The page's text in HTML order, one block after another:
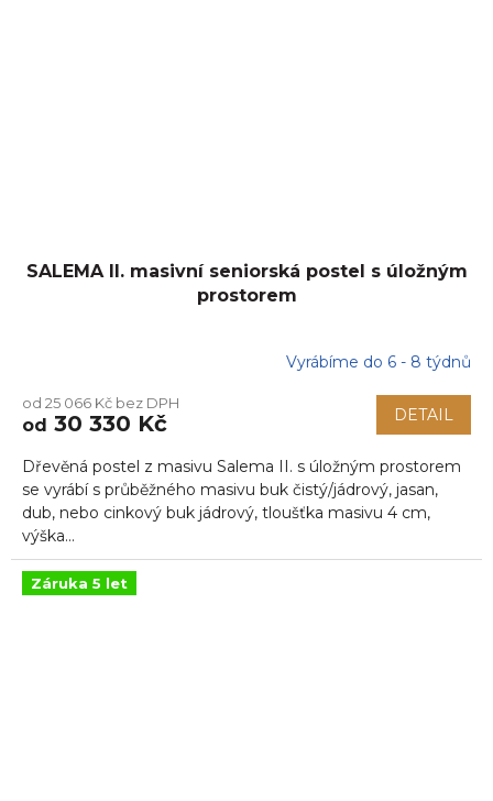
SALEMA II. masivní seniorská postel s úložným
prostorem
Vyrábíme do 6 - 8 týdnů
od 25 066 Kč bez DPH
od 30 330 Kč DETAIL
Dřevěná postel z masivu Salema II. s úložným prostorem
se vyrábí s průběžného masivu buk čistý/jádrový, jasan,
dub, nebo cinkový buk jádrový, tloušťka masivu 4 cm,
výška...
Záruka 5 let